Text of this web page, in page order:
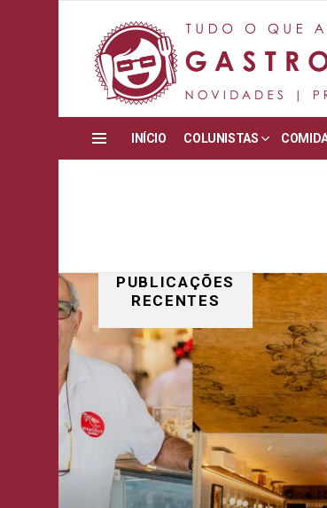
INÍCIO COLUNISTAS
PUBLICAÇÕES
RECENTES